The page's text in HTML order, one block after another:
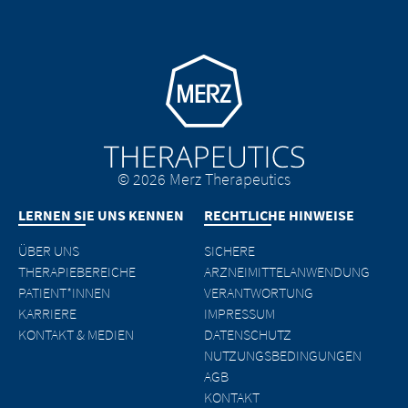
Go to homepage
© 2026 Merz Therapeutics
LERNEN SIE UNS KENNEN
ÜBER UNS
THERAPIEBEREICHE
PATIENT*INNEN
KARRIERE
KONTAKT & MEDIEN
RECHTLICHE HINWEISE
SICHERE
ARZNEIMITTELANWENDUNG
VERANTWORTUNG
IMPRESSUM
DATENSCHUTZ
NUTZUNGSBEDINGUNGEN
AGB
KONTAKT